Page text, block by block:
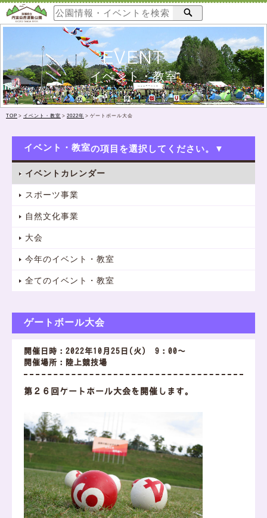
EVENT
イベント・教室
TOP > イベント・教室 > 2022年 > ゲートボール大会
イベント・教室
イベントカレンダー
スポーツ事業
自然文化事業
大会
今年のイベント・教室
全てのイベント・教室
ゲートボール大会
開催日時：2022年10月25日(火) 9：00～
開催場所：陸上競技場
第２６回ゲートボール大会を開催します。